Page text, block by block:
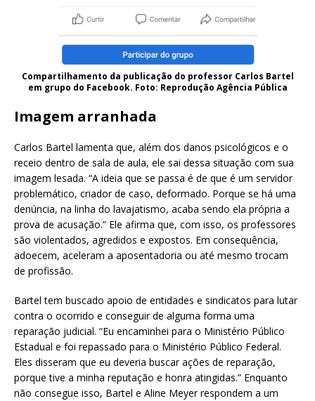
Compartilhamento da publicação do professor Carlos Bartel
em grupo do Facebook. Foto: Reprodução Agência Pública
Imagem arranhada
Carlos Bartel lamenta que, além dos danos psicológicos e o
receio dentro de sala de aula, ele sai dessa situação com sua
imagem lesada. “A ideia que se passa é de que é um servidor
problemático, criador de caso, deformado. Porque se há uma
denúncia, na linha do lavajatismo, acaba sendo ela própria a
prova de acusação.” Ele afirma que, com isso, os professores
são violentados, agredidos e expostos. Em consequência,
adoecem, aceleram a aposentadoria ou até mesmo trocam
de profissão.
Bartel tem buscado apoio de entidades e sindicatos para lutar
contra o ocorrido e conseguir de alguma forma uma
reparação judicial. “Eu encaminhei para o Ministério Público
Estadual e foi repassado para o Ministério Público Federal.
Eles disseram que eu deveria buscar ações de reparação,
porque tive a minha reputação e honra atingidas.” Enquanto
não consegue isso, Bartel e Aline Meyer respondem a um